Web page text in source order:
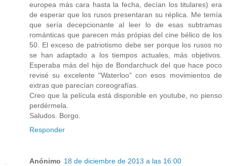
europea más cara hasta la fecha, decían los titulares) era
de esperar que los rusos presentaran su réplica. Me temía
que sería decepcionante al leer lo de esas subtramas
románticas que parecen más própias del cine bélico de los
50. El exceso de patriotismo debe ser porque los rusos no
se han adaptado a los tiempos actuales, más objetivos.
Esperaba más del hijo de Bondarchuck del que hace poco
revisé su excelente "Waterloo" con esos movimientos de
extras que parecían coreografías.
Creo que la película está disponible en youtube, no pienso
perdérmela.
Saludos. Borgo.
Responder
Anónimo 18 de diciembre de 2013 a las 16:00